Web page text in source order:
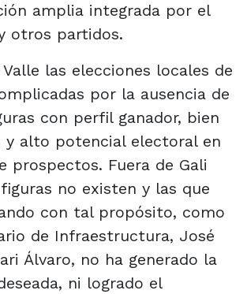
amplia integrada por el
otros partidos.
Valle las elecciones locales de
por la ausencia de
con perfil ganador, bien
y alto potencial electoral en
prospectos. Fuera de Gali
no existen y las que
con tal propósito, como
de Infraestructura, José
Álvaro, no ha generado la
ni logrado el